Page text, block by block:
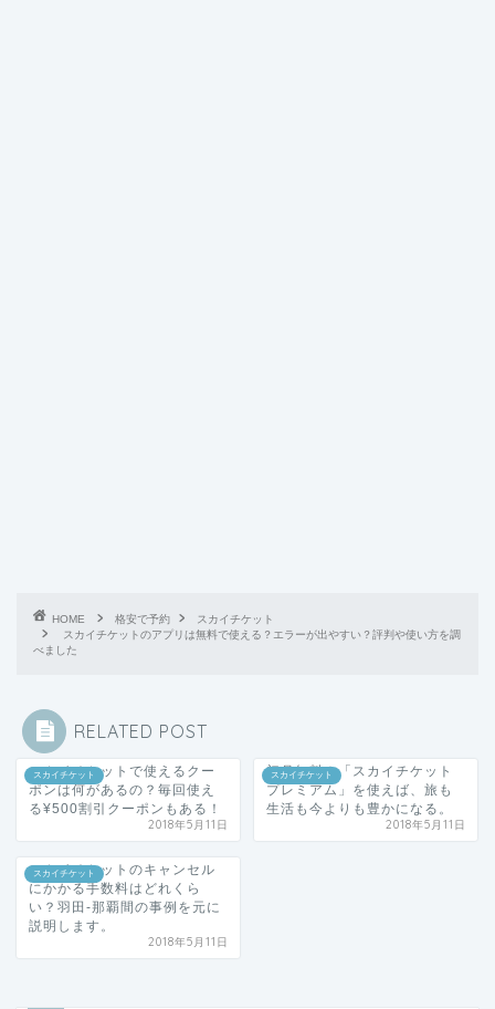
HOME 格安で予約
スカイチケット
スカイチケットのアプリは無料で使える？エラーが出やすい？評判や使い方を調
べました
RELATED POST
スカイチケット
スカイチケットで使えるクー
ポンは何があるの？毎回使え
る¥500割引クーポンもある！
2018年5月11日
スカイチケット
初月無料！「スカイチケット
プレミアム」を使えば、旅も
生活も今よりも豊かになる。
2018年5月11日
スカイチケット
スカイチケットのキャンセル
にかかる手数料はどれくら
い？羽田-那覇間の事例を元に
説明します。
2018年5月11日